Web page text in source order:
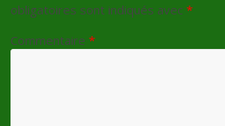
obligatoires sont indiqués avec*
Commentaire*